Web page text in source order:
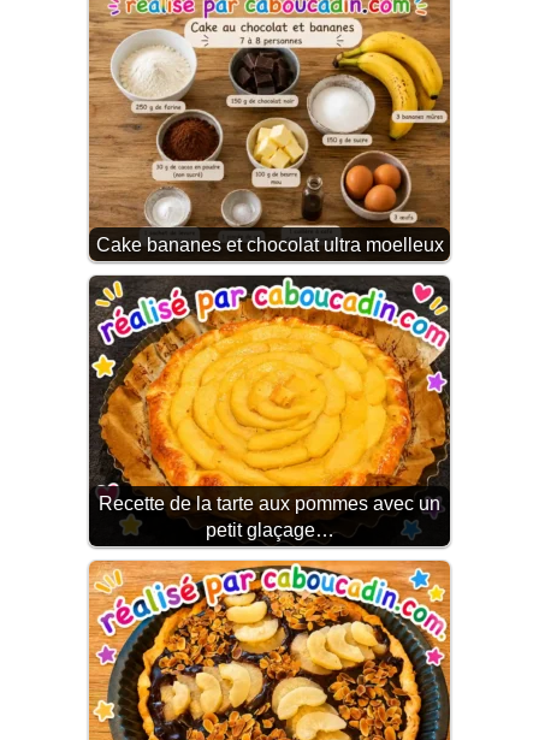
Cake bananes et chocolat ultra moelleux
Recette de la tarte aux pommes avec un
petit glaçage…